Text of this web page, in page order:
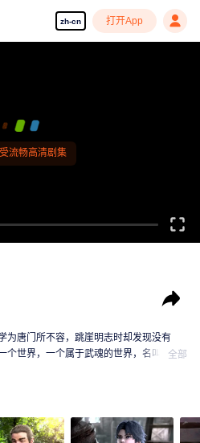
zh-cn 打开App
流畅高清剧集
为唐门所不容，跳崖明志时却发现没有
个世界，一个属于武魂的世界，名叫斗罗
。而其中一些特别出色的武魂却可以用
罗大陆上最为强大也是最荣耀的职业“魂
魂师修炼之路，并萌生了振兴唐门的梦
全部